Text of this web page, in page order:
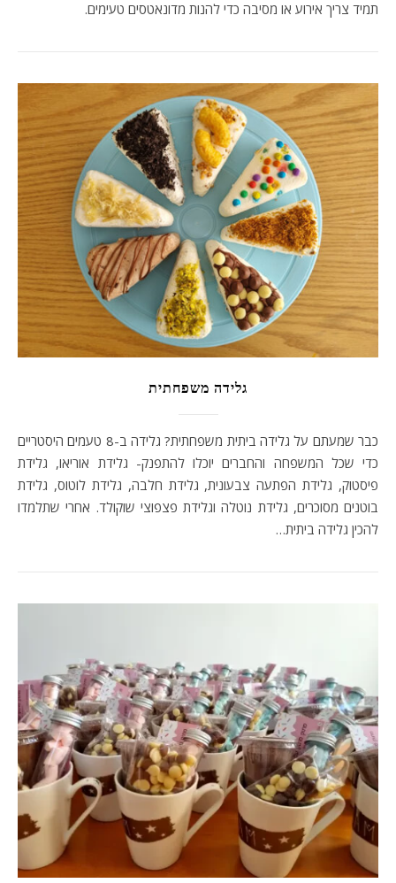
תמיד צריך אירוע או מסיבה כדי להנות מדונאטסים טעימים.
גלידה משפחתית
כבר שמעתם על גלידה ביתית משפחתית? גלידה ב-8 טעמים היסטריים
כדי שכל המשפחה והחברים יוכלו להתפנק- גלידת אוריאו, גלידת
פיסטוק, גלידת הפתעה צבעונית, גלידת חלבה, גלידת לוטוס, גלידת
בוטנים מסוכרים, גלידת נוטלה וגלידת פצפוצי שוקולד. אחרי שתלמדו
להכין גלידה ביתית…